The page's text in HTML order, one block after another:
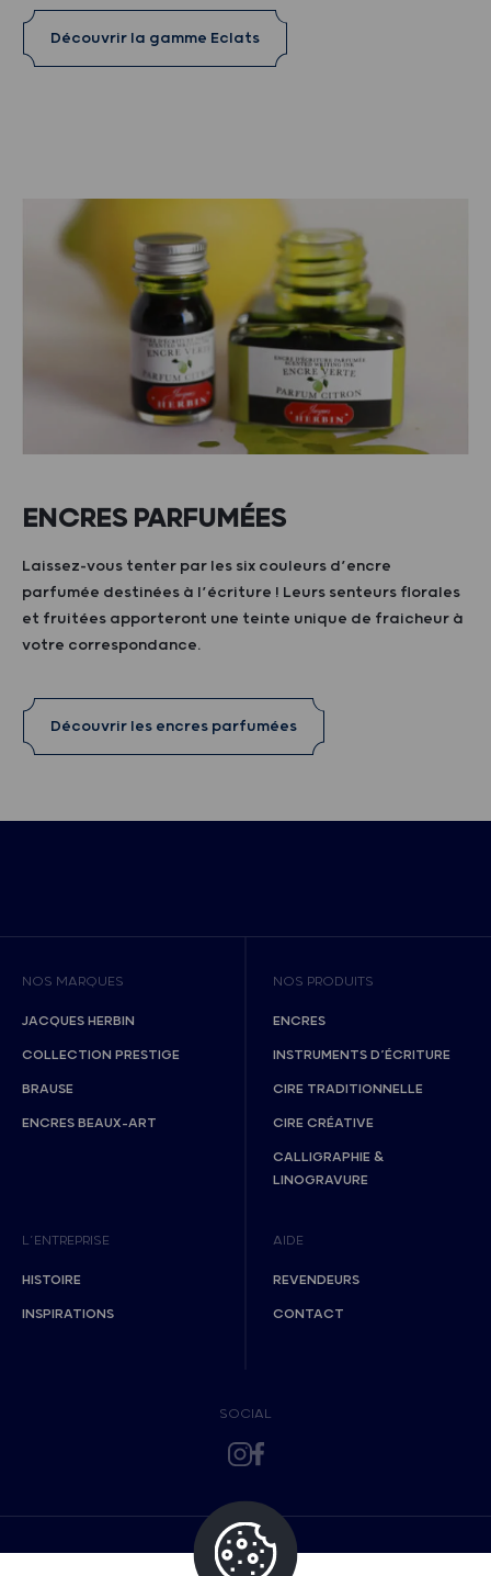
Découvrir la gamme Eclats
ENCRES PARFUMÉES
Laissez-vous tenter par les six couleurs d’encre
parfumée destinées à l’écriture ! Leurs senteurs florales
et fruitées apporteront une teinte unique de fraicheur à
votre correspondance.
Découvrir les encres parfumées
NOS MARQUES
JACQUES HERBIN
COLLECTION PRESTIGE
BRAUSE
ENCRES BEAUX-ART
NOS PRODUITS
ENCRES
INSTRUMENTS D’ÉCRITURE
CIRE TRADITIONNELLE
CIRE CRÉATIVE
CALLIGRAPHIE &
LINOGRAVURE
L’ENTREPRISE
HISTOIRE
INSPIRATIONS
AIDE
REVENDEURS
CONTACT
SOCIAL